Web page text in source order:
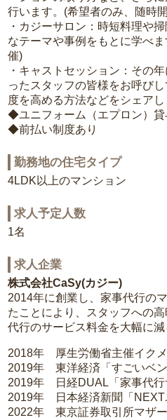
行います。(希望者のみ、随時
・カジーサロン：時短料理や
なテーマや事例をもとに学べ
催)
・キャストセッション：その
ったスタッフの皆様をお呼び
度を高める方法などをシェア
◆ユニフォーム（エプロン）貸
◆前払い制度あり
勤務地の住宅タイプ
4LDK以上のマンション
求人予定人数
1名
求人企業
株式会社CaSy(カジー)
2014年に創業し、家事代行の
たことにより、スタッフへの
代行のサービス料金を大幅に減
2018年 厚生労働省主催イク
2019年 東洋経済「すごいベ
2019年 日経DUAL「家事代行
2019年 日本経済新聞「NEXT
2022年 東京証券取引所マザ